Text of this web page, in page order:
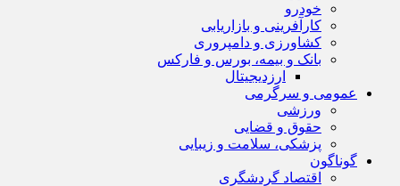
خودرو
کارآفرینی و بازاریابی
کشاورزی و دامپروری
بانک و بیمه، بورس و فارکس
ارزدیجیتال
عمومی و سرگرمی
ورزشی
حقوق و قضایی
پزشکی، سلامت و زیبایی
گوناگون
اقتصاد گردشگری